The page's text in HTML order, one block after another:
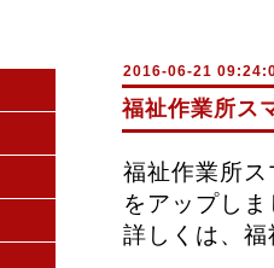
2016-06-21
福祉作業所ス
福祉作業所ス
をアップしま
詳しくは、福